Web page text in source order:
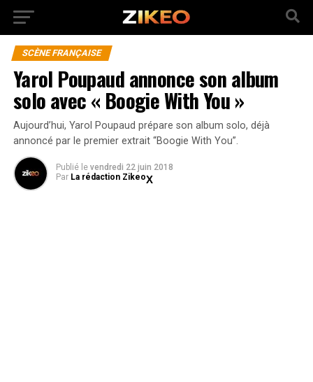
SCÈNE FRANÇAISE
Yarol Poupaud annonce son album
solo avec « Boogie With You »
Aujourd’hui, Yarol Poupaud prépare son album solo, déjà
annoncé par le premier extrait “Boogie With You”.
Publié le vendredi 22 juin 2018
Par La rédaction Zikeo